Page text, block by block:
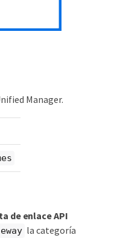
Manager.
de enlace API
la categoría